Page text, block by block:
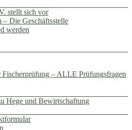
stellt sich vor
– Die Geschäftsstelle
werden
– ALLE Prüfungsfragen
Hege und Bewirtschaftung